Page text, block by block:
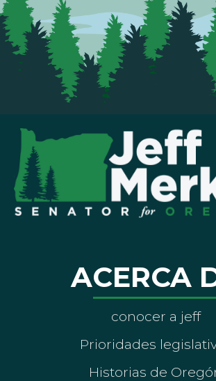
ACERCA
conocer a jeff
Prioridades
Historias de